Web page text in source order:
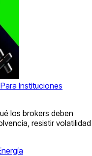
Instituciones
los brokers deben
resistir volatilidad